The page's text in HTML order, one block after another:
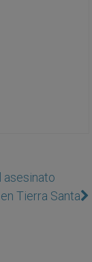
asesinato
Tierra Santa